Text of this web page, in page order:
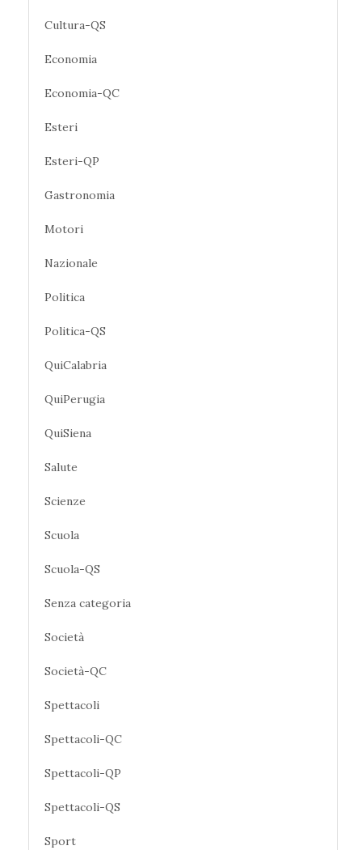
Cultura-QS
Economia
Economia-QC
Esteri
Esteri-QP
Gastronomia
Motori
Nazionale
Politica
Politica-QS
QuiCalabria
QuiPerugia
QuiSiena
Salute
Scienze
Scuola
Scuola-QS
Senza categoria
Società
Società-QC
Spettacoli
Spettacoli-QC
Spettacoli-QP
Spettacoli-QS
Sport